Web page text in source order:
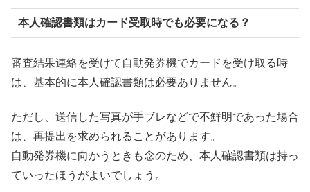
本人確認書類はカード受取時でも必要になる？
審査結果連絡を受けて自動発券機でカードを受け取る時
は、基本的に本人確認書類は必要ありません。
ただし、送信した写真が手ブレなどで不鮮明であった場合
は、再提出を求められることがあります。
自動発券機に向かうときも念のため、本人確認書類は持っ
ていったほうがよいでしょう。